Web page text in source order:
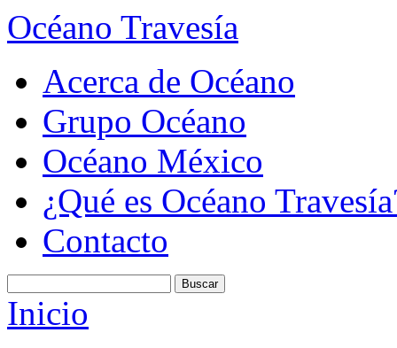
Océano Travesía
Acerca de Océano
Grupo Océano
Océano México
¿Qué es Océano
Contacto
Inicio